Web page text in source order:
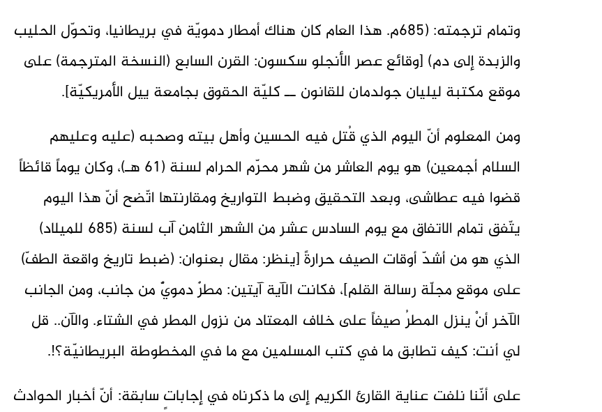
وتمام ترجمته: (685م. هذا العام كان هناك أمطار دمويّة في بريطانيا، وتحوّل الحليب
والزبدة إلى دم) [وقائع عصر الأنجلو سكسون: القرن السابع (النسخة المترجمة) على
موقع مكتبة ليليان جولدمان للقانون ــ كليّة الحقوق بجامعة ييل الأمريكيّة].
ومن المعلوم أنّ اليوم الذي قُتل فيه الحسين وأهل بيته وصحبه (عليه وعليهم
السلام أجمعين) هو يوم العاشر من شهر محرّم الحرام لسنة (61 هـ)، وكان يوماً قائظاً
قضوا فيه عطاشى، وبعد التحقيق وضبط التواريخ ومقارنتها اتّضح أنّ هذا اليوم
يتّفق تمام الاتفاق مع يوم السادس عشر من الشهر الثامن آب لسنة (685 للميلاد)
الذي هو من أشدّ أوقات الصيف حرارةً [ينظر: مقال بعنوان: (ضبط تاريخ واقعة الطفّ)
على موقع مجلّة رسالة القلم]، فكانت الآية آيتين: مطرٌ دمويٌّ من جانب، ومن الجانب
الآخر أنْ ينزل المطرُ صيفاً على خلاف المعتاد من نزول المطر في الشتاء. والآن.. قل
لي أنت: كيف تطابق ما في كتب المسلمين مع ما في المخطوطة البريطانيّة؟!.
على أنّنا نلفت عناية القارئ الكريم إلى ما ذكرناه في إجاباتٍ سابقة: أنّ أخبار الحوادث